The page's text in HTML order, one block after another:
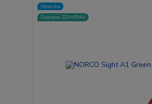
Novinka
Doprava ZDARMA